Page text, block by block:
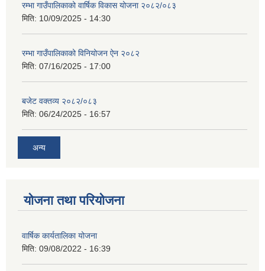
रम्भा गाउँपालिकाको वार्षिक विकास योजना २०८२/०८३
मिति: 10/09/2025 - 14:30
रम्भा गाउँपालिकाको विनियोजन ऐन २०८२
मिति: 07/16/2025 - 17:00
बजेट वक्तव्य २०८२/०८३
मिति: 06/24/2025 - 16:57
अन्य
योजना तथा परियोजना
वार्षिक कार्यतालिका योजना
मिति: 09/08/2022 - 16:39